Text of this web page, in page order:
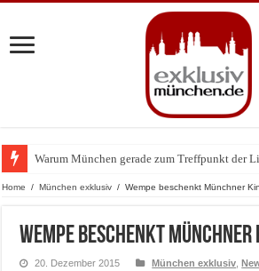
Warum München gerade zum Treffpunkt der
Home / München exklusiv / Wempe beschenkt Münchner
Wempe beschenkt Münchner
20. Dezember 2015 München exklusiv ,